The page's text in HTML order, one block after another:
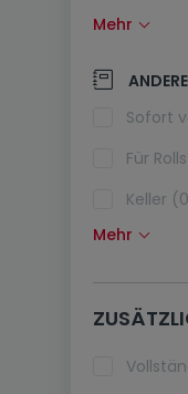
Mehr
ANDERE
Sofort
Für
Keller
Mehr